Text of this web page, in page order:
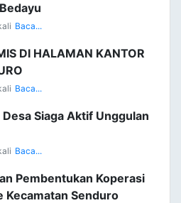
Baca...
DI HALAMAN KANTOR
Baca...
Siaga Aktif Unggulan
Baca...
Pembentukan Koperasi
Kecamatan Senduro